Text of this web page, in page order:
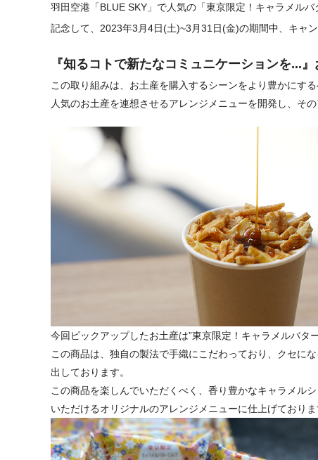
羽田空港「BLUE SKY」で人気の「東京限定！キャラメル
記念して、 2023年3月4日(土)~3月31日(金)の期間中、キャ
『知るコトで新たなコミュニケーションを...』
この取り組みは、お土産を購入するシーンをより豊かにする
人気のお土産を連想させるアレンジメニューを開発し、 そ
今回ピックアップしたお土産は”東京限定！ キャラメルバタ
この商品は、独自の製法で手織にこだわっており、 クセに
出しております。
この商品を楽しんでいただくべく、 香り豊かなキャラメル
いただけるオリジナルのアレンジメニューに仕上げておりま